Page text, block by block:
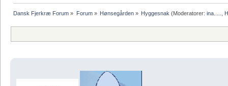
Dansk Fjerkræ Forum » Forum» Hønsegården» Hyggesnak (Moderatorer:ina.....,